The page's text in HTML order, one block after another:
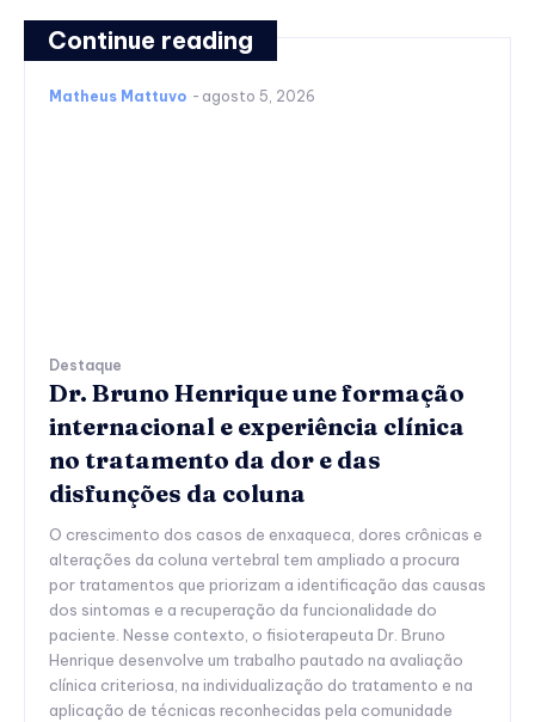
Continue reading
Matheus Mattuvo - agosto 5, 2026
Destaque
Dr. Bruno Henrique une formação
internacional e experiência clínica
no tratamento da dor e das
disfunções da coluna
O crescimento dos casos de enxaqueca, dores crônicas e
alterações da coluna vertebral tem ampliado a procura
por tratamentos que priorizam a identificação das causas
dos sintomas e a recuperação da funcionalidade do
paciente. Nesse contexto, o fisioterapeuta Dr. Bruno
Henrique desenvolve um trabalho pautado na avaliação
clínica criteriosa, na individualização do tratamento e na
aplicação de técnicas reconhecidas pela comunidade